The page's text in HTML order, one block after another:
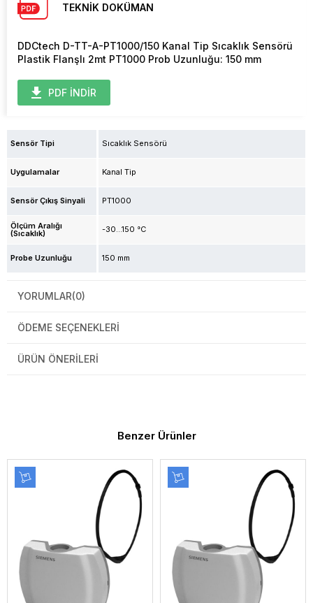
TEKNİK DOKÜMAN
DDCtech D-TT-A-PT1000/150 Kanal Tip Sıcaklık Sensörü
Plastik Flanşlı 2mt PT1000 Prob Uzunluğu: 150 mm
PDF İNDİR
Sensör Tipi Sıcaklık Sensörü
Uygulamalar Kanal Tip
Sensör Çıkış Sinyali PT1000
Ölçüm Aralığı
(Sıcaklık) -30...150 °C
Probe Uzunluğu 150 mm
YORUMLAR(0)
ÖDEME SEÇENEKLERI
ÜRÜN ÖNERILERI
Benzer Ürünler